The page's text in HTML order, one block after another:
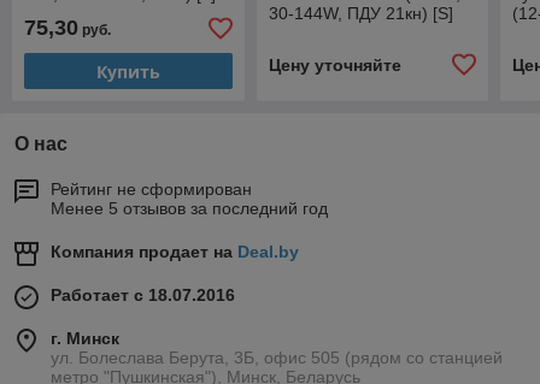
75,30 руб.
Купить
30-144W, ПДУ 21кн) [S]
Цену уточняйте
О нас
Рейтинг не сформирован
Менее 5 отзывов за последний год
Компания продает на Deal.by
Работает с 18.07.2016
г. Минск
ул. Болеслава Берута, 3Б, офис 505 (рядом со станцией
метро "Пушкинская"), Минск, Беларусь